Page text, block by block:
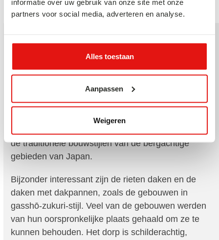
informatie over uw gebruik van onze site met onze
partners voor social media, adverteren en analyse.
Alles toestaan
Aanpassen
Weigeren
Hida openluchtmuseum
tijdens de Takayama Tour
Tijdens onze Takayama Tour kun je ook naar Hida
Folk Village (Hida no Sato). Dit is een
de traditionele bouwstijlen van de bergachtige
gebieden van Japan.
Bijzonder interessant zijn de rieten daken en de
daken met dakpannen, zoals de gebouwen in
gasshō-zukuri-stijl. Veel van de gebouwen werden
van hun oorspronkelijke plaats gehaald om ze te
kunnen behouden. Het dorp is schilderachtig,